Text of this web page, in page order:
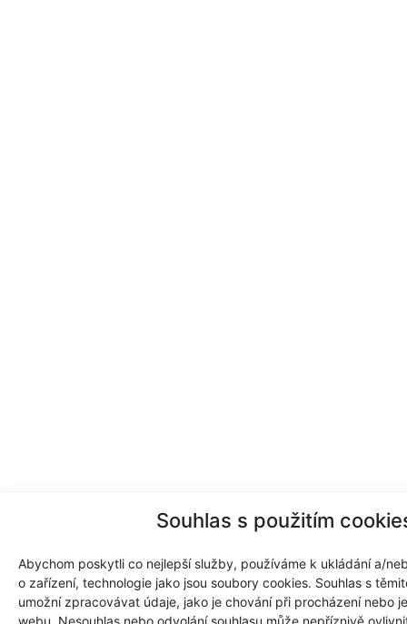
Souhlas s použitím
Abychom poskytli co nejlepší služby, používáme k ukládání a/
o zařízení, technologie jako jsou soubory cookies. Souhlas s
umožní zpracovávat údaje, jako je chování při procházení nebo
webu. Nesouhlas nebo odvolání souhlasu může nepříznivě